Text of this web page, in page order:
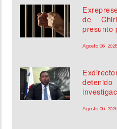
de
presunto
Agosto 06, 2026
Agosto 06, 2026